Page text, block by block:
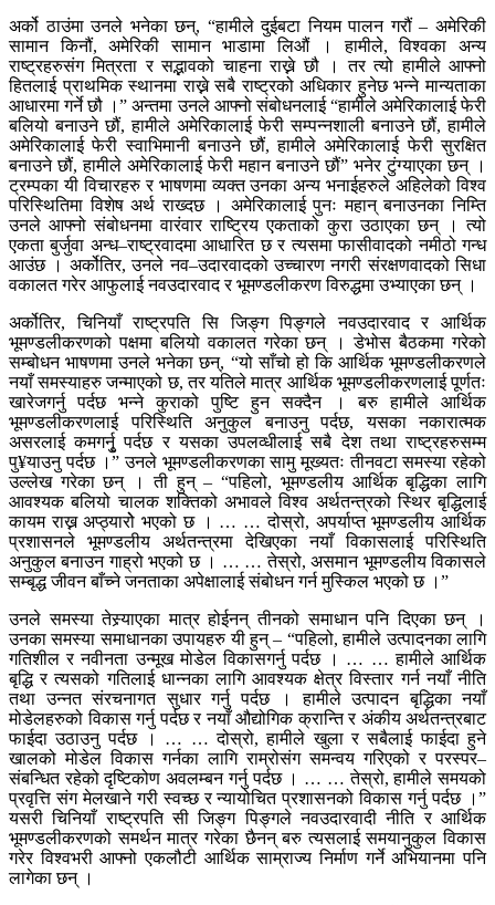
अर्को ठाउंमा उनले भनेका छन्, “हामीले दुईबटा नियम पालन गरौं – अमेरिकी
सामान किनौं, अमेरिकी सामान भाडामा लिऔं । हामीले, विश्वका अन्य
राष्ट्रहरुसंग मित्रता र सद्भावको चाहना राख्ने छौ । तर त्यो हामीले आफ्नो
हितलाई प्राथमिक स्थानमा राख्ने सबै राष्ट्रको अधिकार हुनेछ भन्ने मान्यताका
आधारमा गर्ने छौ ।” अन्तमा उनले आफ्नो संबोधनलाई “हामीले अमेरिकालाई फेरी
बलियो बनाउने छौं, हामीले अमेरिकालाई फेरी सम्पन्नशाली बनाउने छौं, हामीले
अमेरिकालाई फेरी स्वाभिमानी बनाउने छौं, हामीले अमेरिकालाई फेरी सुरक्षित
बनाउने छौं, हामीले अमेरिकालाई फेरी महान बनाउने छौं” भनेर टुंग्याएका छन् ।
ट्रम्पका यी विचारहरु र भाषणमा व्यक्त उनका अन्य भनाईहरुले अहिलेको विश्व
परिस्थितिमा विशेष अर्थ राख्दछ । अमेरिकालाई पुनः महान् बनाउनका निम्ति
उनले आफ्नो संबोधनमा वारंवार राष्ट्रिय एकताको कुरा उठाएका छन् । त्यो
एकता बुर्जुवा अन्ध–राष्ट्रवादमा आधारित छ र त्यसमा फासीवादको नमीठो गन्ध
आउंछ । अर्कोतिर, उनले नव–उदारवादको उच्चारण नगरी संरक्षणवादको सिधा
वकालत गरेर आफुलाई नवउदारवाद र भूमण्डलीकरण विरुद्धमा उभ्याएका छन् ।
अर्कोतिर, चिनियाँ राष्ट्रपति सि जिङ्ग पिङ्गले नवउदारवाद र आर्थिक
भूमण्डलीकरणको पक्षमा बलियो वकालत गरेका छन् । डेभोस बैठकमा गरेको
सम्बोधन भाषणमा उनले भनेका छन्, “यो साँचो हो कि आर्थिक भूमण्डलीकरणले
नयाँ समस्याहरु जन्माएको छ, तर यतिले मात्र आर्थिक भूमण्डलीकरणलाई पूर्णतः
खारेजगर्नु पर्दछ भन्ने कुराको पुष्टि हुन सक्दैन । बरु हामीले आर्थिक
भूमण्डलीकरणलाई परिस्थिति अनुकुल बनाउनु पर्दछ, यसका नकारात्मक
असरलाई कमगर्नुृ पर्दछ र यसका उपलव्धीलाई सबै देश तथा राष्ट्रहरुसम्म
पु¥याउनु पर्दछ ।” उनले भूमण्डलीकरणका सामु मूख्यतः तीनवटा समस्या रहेको
उल्लेख गरेका छन् । ती हुन् – “पहिलो, भूमण्डलीय आर्थिक बृद्धिका लागि
आवश्यक बलियो चालक शक्तिको अभावले विश्व अर्थतन्त्रको स्थिर बृद्धिलाई
कायम राख्न अप्ठ्यारोे भएको छ । … … दोस्रो, अपर्याप्त भूमण्डलीय आर्थिक
प्रशासनले भूमण्डलीय अर्थतन्त्रमा देखिएका नयाँ विकासलाई परिस्थिति
अनुकुल बनाउन गाह्रो भएको छ । … … तेस्रो, असमान भूमण्डलीय विकासले
सम्बृद्ध जीवन बाँच्ने जनताका अपेक्षालाई संबोधन गर्न मुस्किल भएको छ ।”
उनले समस्या तेस्र्याएका मात्र होईनन् तीनको समाधान पनि दिएका छन् ।
उनका समस्या समाधानका उपायहरु यी हुन् – “पहिलो, हामीले उत्पादनका लागि
गतिशील र नवीनता उन्मूख मोडेल विकासगर्नु पर्दछ । … … हामीले आर्थिक
बृद्धि र त्यसको गतिलाई धान्नका लागि आवश्यक क्षेत्र विस्तार गर्न नयाँ नीति
तथा उन्नत संरचनागत सुधार गर्नु पर्दछ । हामीले उत्पादन बृद्धिका नयाँ
मोडेलहरुको विकास गर्नु पर्दछ र नयाँ औद्योगिक क्रान्ति र अंकीय अर्थतन्त्रबाट
फाईदा उठाउनु पर्दछ । … … दोस्रो, हामीले खुला र सबैलाई फाईदा हुने
खालको मोडेल विकास गर्नका लागि राम्रोसंग समन्वय गरिएको र परस्पर–
संबन्धित रहेको दृष्टिकोण अवलम्बन गर्नु पर्दछ । … … तेस्रो, हामीले समयको
प्रवृत्ति संग मेलखाने गरी स्वच्छ र न्यायोचित प्रशासनको विकास गर्नु पर्दछ ।”
यसरी चिनियाँ राष्ट्रपति सी जिङ्ग पिङ्गले नवउदारवादी नीति र आर्थिक
भूमण्डलीकरणको समर्थन मात्र गरेका छैनन् बरु त्यसलाई समयानुकुल विकास
गरेर विश्वभरी आफ्नो एकलौटी आर्थिक साम्राज्य निर्माण गर्ने अभियानमा पनि
लागेका छन् ।